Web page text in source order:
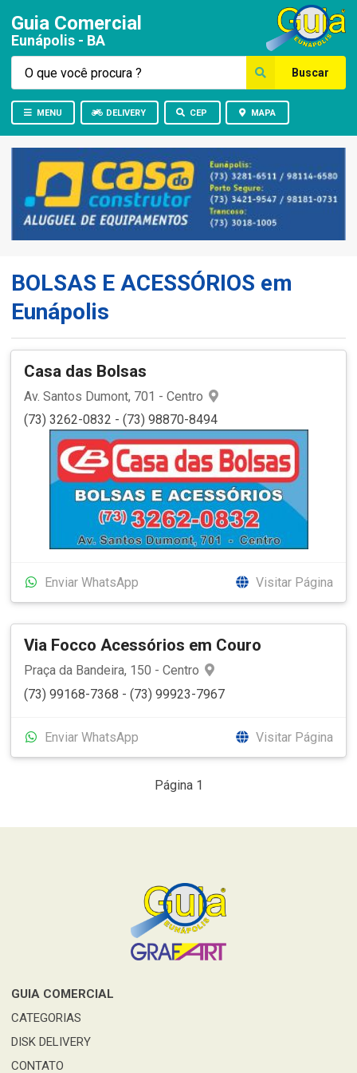
Guia Comercial
Eunápolis - BA
Buscar
MENU DELIVERY CEP MAPA
BOLSAS E ACESSÓRIOS em
Eunápolis
Casa das Bolsas
Av. Santos Dumont, 701 - Centro
(73) 3262-0832 - (73) 98870-8494
Enviar WhatsApp Visitar Página
Via Focco Acessórios em Couro
Praça da Bandeira, 150 - Centro
(73) 99168-7368 - (73) 99923-7967
Enviar WhatsApp Visitar Página
Página 1
GUIA COMERCIAL
CATEGORIAS
DISK DELIVERY
CONTATO